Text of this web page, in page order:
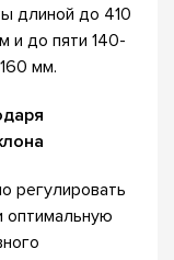
длиной до 410
до пяти 140-
мм.
регулировать
оптимальную